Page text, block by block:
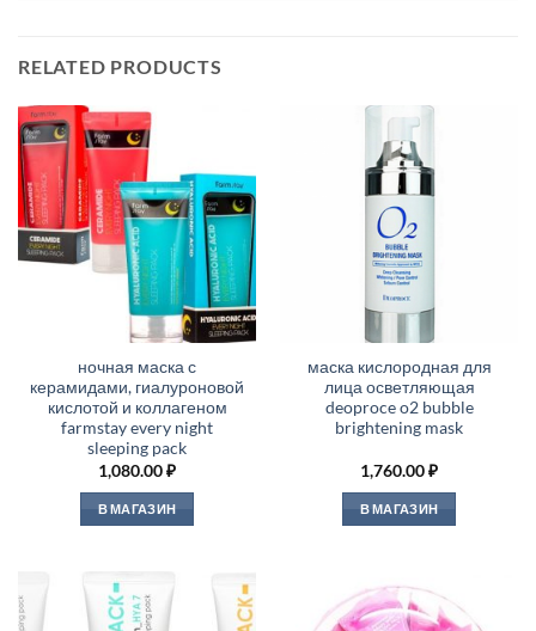
RELATED PRODUCTS
ночная маска с
керамидами, гиалуроновой
кислотой и коллагеном
farmstay every night
sleeping pack
1,080.00₽
В МАГАЗИН
маска кислородная для
лица осветляющая
deoproce o2 bubble
brightening mask
1,760.00₽
В МАГАЗИН